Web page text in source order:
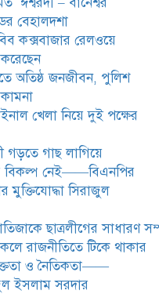
ট্রেনে রেলওয়ে জেলা
বিশেষ অভিযানে রতন লাল
বোতল কোডিন যুক্ত
নেত্রীর বিরুদ্ধে জমি ও
চেষ্টার অভিযোগে সংবাদ
১৯৯১ সালে
নেতাকর্মীরা ভঙ্গুর
এবং নির্বাচন করে
হাসিনাকে অপসারণ
ঐক্যকেই সুদৃঢ় করার
নির্বাহী কমিটির নেতা,
ইসলাম সরদার
বেহালদশা
কক্সবাজার রেলওয়ে
অতিষ্ঠ জনজীবন, পুলিশ
খেলা নিয়ে দুই পক্ষের
গড়তে গাছ লাগিয়ে
বিকল্প নেই——বিএনপির
মুক্তিযোদ্ধা সিরাজুল
ছাত্রলীগের সাধারণ
রাজনীতিতে টিকে থাকার
ও নৈতিকতা——
ইসলাম সরদার